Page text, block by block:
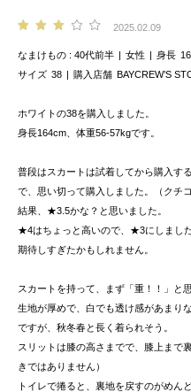
2025.02.09
なまけもの 40代前半 女性 身長
サイズ 38 購入店舗 BAYCREW’S
ホワイトの38を購入しました。
身長164cm、体重56-57kgです。
普段はスカートは試着してから購入す
で、思い切って購入しました。（クチ
結果、★3.5かな？と思いました。
★4はちょっと高いので、★3にしました
期待しすぎたかもしれません。
スカートを持って、まず「重！！」と
生地が厚めで、白でも透け感があまり
ですが、秋冬春と長く着られそう。
スリットは膝の高さまでで、膝上まで
きではありません）
トイレで捲ると、裏地を戻すのがめん